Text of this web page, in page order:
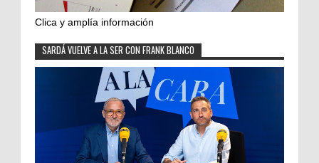
Clica y amplía información
SARDÁ VUELVE A LA SER CON FRANK BLANCO